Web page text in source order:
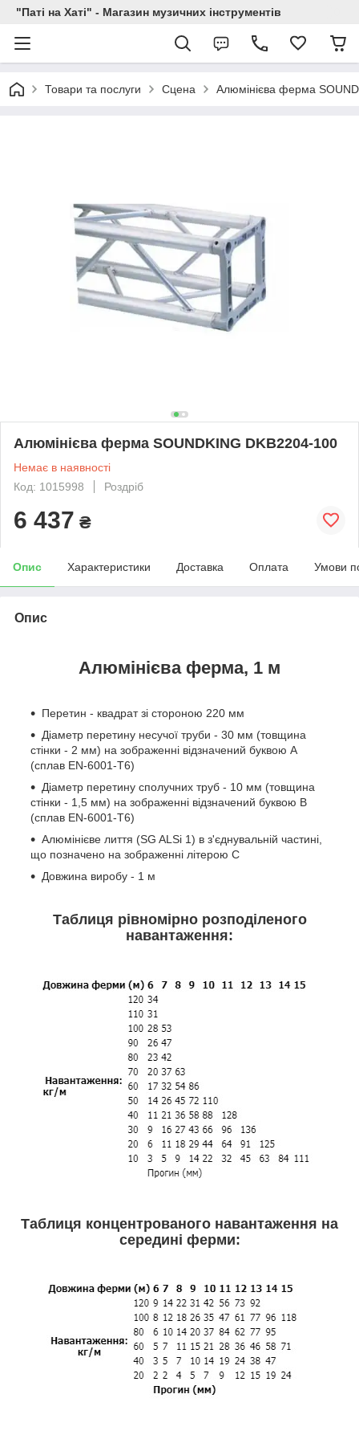
"Паті на Хаті" - Магазин музичних інструментів
Товари та послуги Сцена Алюмінієва ферма
Алюмінієва ферма SOUNDKING DKB2204-100
Немає в наявності
Код: 1015998
Роздріб
6 437 ₴
Опис Характеристики Доставка Оплата Умови
Опис
Алюмінієва ферма, 1 м
Перетин - квадрат зі стороною 220 мм
Діаметр перетину несучої труби - 30 мм (товщина
стінки - 2 мм) на зображенні відзначений буквою А
(сплав EN-6001-T6)
Діаметр перетину сполучних труб - 10 мм (товщина
стінки - 1,5 мм) на зображенні відзначений буквою В
(сплав EN-6001-T6)
Алюмінієве лиття (SG ALSi 1) в з'єднувальній частині,
що позначено на зображенні літерою С
Довжина виробу - 1 м
Таблиця рівномірно розподіленого
навантаження:
Таблиця концентрованого навантаження на
середині ферми: